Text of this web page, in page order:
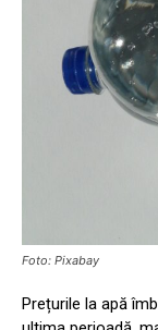
Foto: Pixabay
Prețurile la apă